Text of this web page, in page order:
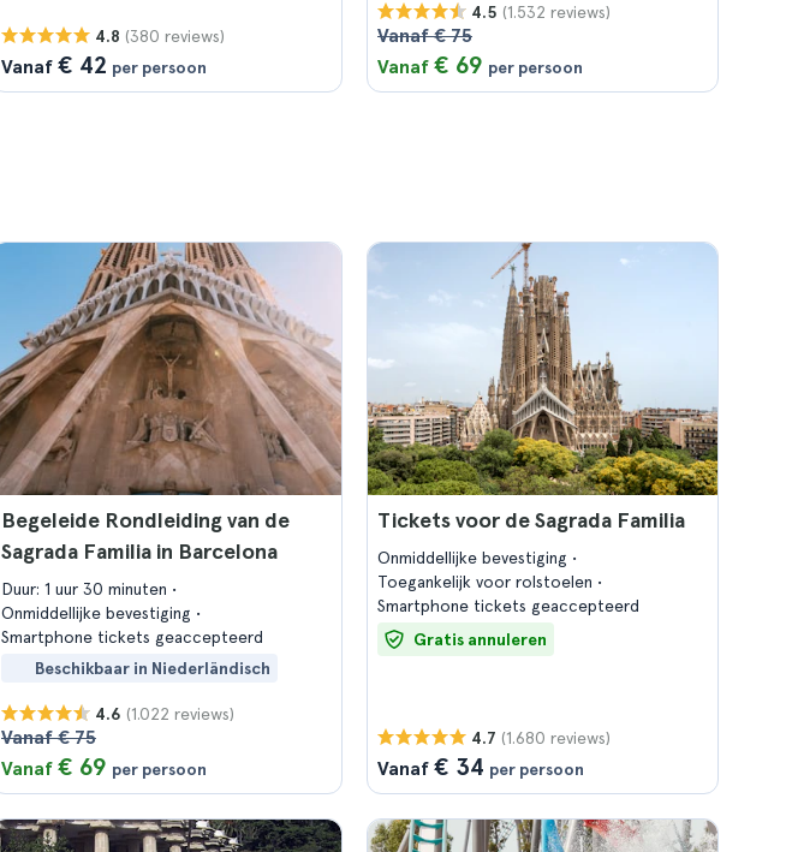
4.8 (380 reviews)
Vanaf € 42 per persoon
4.5 (1.532 reviews)
Vanaf € 75
Vanaf € 69 per persoon
Begeleide Rondleiding van de
Sagrada Familia in Barcelona
Duur: 1 uur 30 minuten
Onmiddellijke bevestiging
Smartphone tickets geaccepteerd
Beschikbaar in Niederländisch
4.6 (1.022 reviews)
Vanaf € 75
Vanaf € 69 per persoon
Tickets voor de Sagrada Familia
Onmiddellijke bevestiging
Toegankelijk voor rolstoelen
Smartphone tickets geaccepteerd
Gratis annuleren
4.7 (1.680 reviews)
Vanaf € 34 per persoon